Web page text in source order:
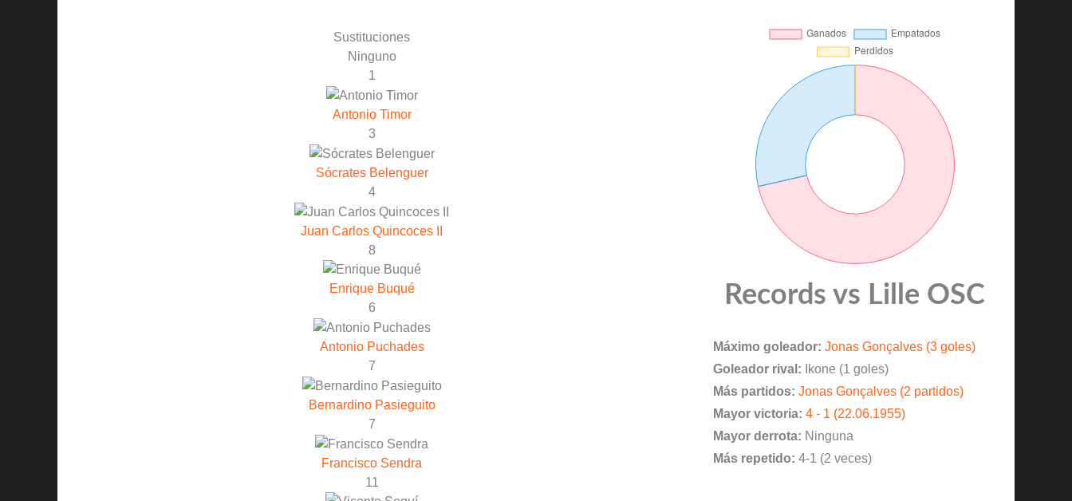
Sustituciones
Ninguno
1
Antonio Timor
3
Sócrates Belenguer
4
Juan Carlos Quincoces II
8
Enrique Buqué
6
Antonio Puchades
7
Bernardino Pasieguito
7
Francisco Sendra
11
Records vs Lille OSC
Máximo goleador: Jonas Gonçalves (3 goles)
Goleador rival:
Ikone (1 goles)
Más partidos: Jonas Gonçalves (2 partidos)
Mayor victoria: 4 - 1 (22.06.1955)
Mayor derrota: Ninguna
Más repetido: 4-1 (2 veces)